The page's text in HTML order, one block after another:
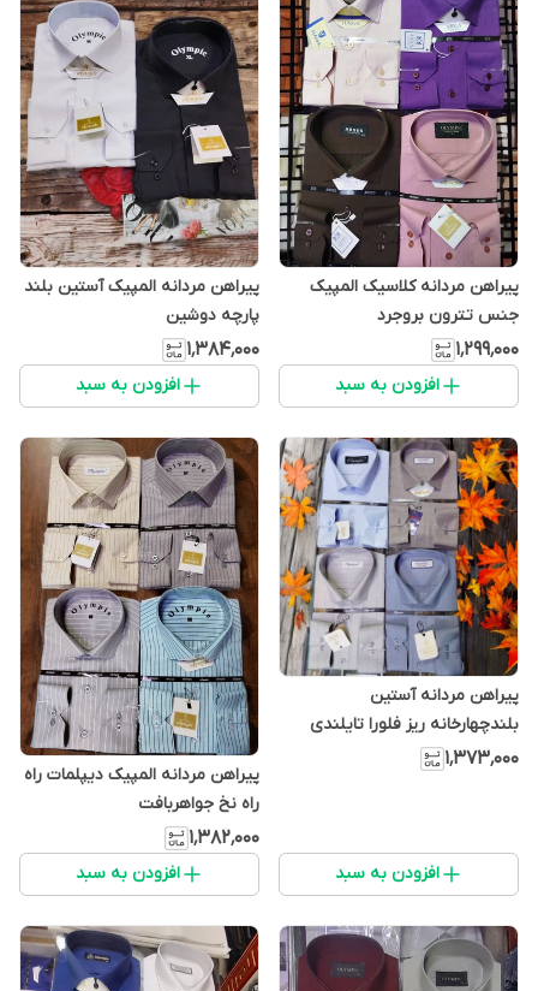
پیراهن مردانه کلاسیک المپیک
جنس تترون بروجرد
۱٬۲۹۹٬۰۰۰
افزودن به سبد
پیراهن مردانه المپیک آستین بلند
پارچه دوشین
۱٬۳۸۴٬۰۰۰
افزودن به سبد
پیراهن مردانه آستین
بلندچهارخانه ریز فلورا تایلندی
۱٬۳۷۳٬۰۰۰
افزودن به سبد
پیراهن مردانه المپیک دیپلمات راه
راه نخ جواهربافت
۱٬۳۸۲٬۰۰۰
افزودن به سبد